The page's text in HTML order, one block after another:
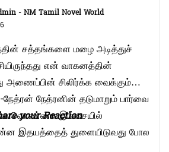
- NM Tamil Novel World
சத்தங்களை மழை அடித்துச்
என் வாகனத்தின்
அணைப்பின் சிலிர்க்க வைக்கும்
நேத்ரனின் தடுமாறும் பார்வை
இம்சையில்
இதயத்தைத் துளையிடுவது போல
your Reaction